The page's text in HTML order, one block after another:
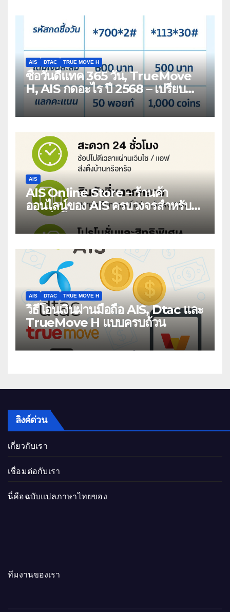
AIS DTAC TRUE MOVE H
ซื้อวันดีแทค 365 วัน, TrueMove
H, AIS กดอะไร ปี 2568 – เปรียบ
เทียบวิธียืดอายุซิมเติมเงิน 1 ปี
AIS
AIS Online Store – ร้านค้า
ออนไลน์ของ AIS ครบวงจรสำหรับ
สมาร์ทโฟนและบริการดิจิทัล
AIS DTAC TRUE MOVE H
วิธีโอนเงินผ่านมือถือ AIS, Dtac และ
TrueMove H แบบครบถ้วน
ลิงค์ด่วน
เกี่ยวกับเรา
เชื่อมต่อกับเรา
นี่คือฉบับแปลภาษาไทยของ
ทีมงานของเรา